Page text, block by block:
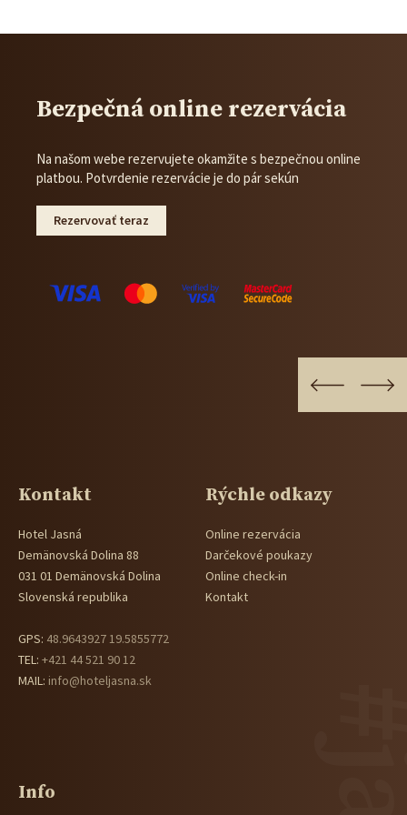
Bezpečná online rezervácia
Na našom webe rezervujete okamžite s bezpečnou online
platbou. Potvrdenie rezervácie je do pár sekún
Rezervovať teraz
Kontakt
Hotel Jasná
Demänovská Dolina 88
031 01 Demänovská Dolina
Slovenská republika
GPS: 48.9643927 19.5855772
TEL: +421 44 521 90 12
MAIL: info@hoteljasna.sk
Rýchle odkazy
Online rezervácia
Darčekové poukazy
Online check-in
Kontakt
Info